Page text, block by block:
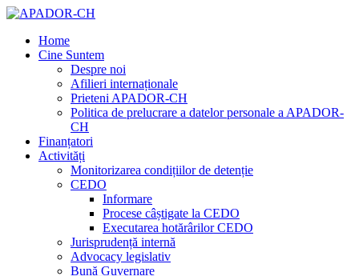
Home
Cine Suntem
Despre noi
Afilieri internaționale
Prieteni APADOR-CH
Politica de prelucrare a datelor personale a APADOR-
CH
Finanțatori
Activități
Monitorizarea condițiilor de detenție
CEDO
Informare
Procese câștigate la CEDO
Executarea hotărârilor CEDO
Jurisprudență internă
Advocacy legislativ
Bună Guvernare